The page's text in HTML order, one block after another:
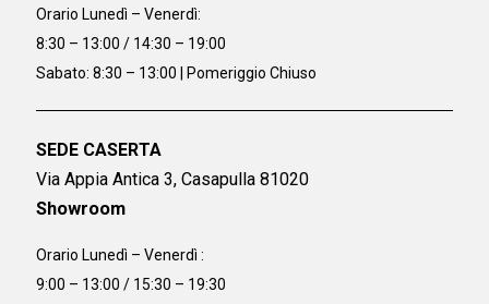
Orario Lunedì – Venerdì:
8:30 – 13:00 / 14:30 – 19:00
Sabato: 8:30 – 13:00 | Pomeriggio Chiuso
SEDE CASERTA
Via Appia Antica 3, Casapulla 81020
Showroom
Orario Lunedì – Venerdì :
9:00 – 13:00 / 15:30 – 19:30